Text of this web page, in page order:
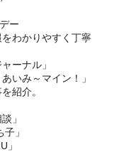
ー
わかりやすく丁寧
ーナル」
いみ～マイン！」
紹介。
」
」
」